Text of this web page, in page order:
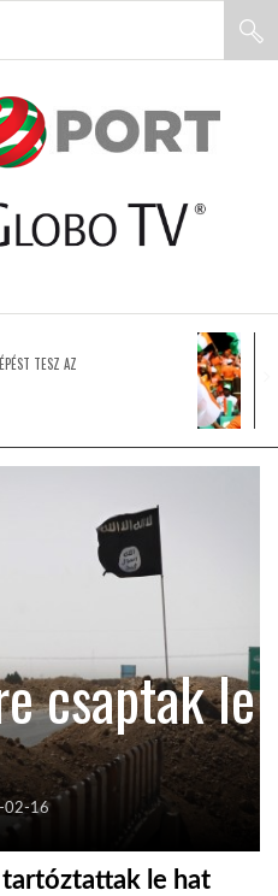
TESZ AZ
csaptak le
02-16
le hat